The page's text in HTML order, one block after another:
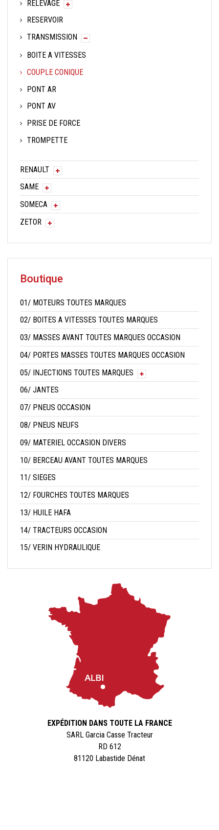
RELEVAGE
RESERVOIR
TRANSMISSION
BOITE A VITESSES
COUPLE CONIQUE
PONT AR
PONT AV
PRISE DE FORCE
TROMPETTE
RENAULT
SAME
SOMECA
ZETOR
Boutique
01/ MOTEURS TOUTES MARQUES
02/ BOITES A VITESSES TOUTES MARQUES
03/ MASSES AVANT TOUTES MARQUES OCCASION
04/ PORTES MASSES TOUTES MARQUES OCCASION
05/ INJECTIONS TOUTES MARQUES
06/ JANTES
07/ PNEUS OCCASION
08/ PNEUS NEUFS
09/ MATERIEL OCCASION DIVERS
10/ BERCEAU AVANT TOUTES MARQUES
11/ SIEGES
12/ FOURCHES TOUTES MARQUES
13/ HUILE HAFA
14/ TRACTEURS OCCASION
15/ VERIN HYDRAULIQUE
EXPÉDITION DANS TOUTE LA FRANCE
SARL Garcia Casse Tracteur
RD 612
81120 Labastide Dénat